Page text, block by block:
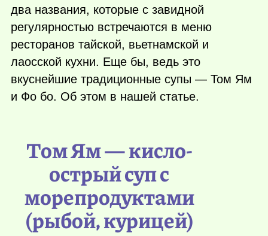
два названия, которые с завидной
регулярностью встречаются в меню
ресторанов тайской, вьетнамской и
лаосской кухни. Еще бы, ведь это
вкуснейшие традиционные супы — Том Ям
и Фо бо. Об этом в нашей статье.
Том Ям — кисло-
острый суп с
морепродуктами
(рыбой, курицей)